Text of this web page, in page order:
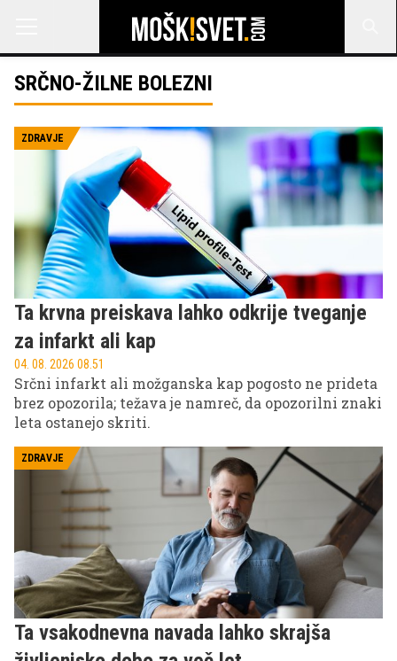
SRČNO-ŽILNE BOLEZNI
ZDRAVJE
Ta krvna preiskava lahko odkrije tveganje
za infarkt ali kap
04. 08. 2026 08.51
Srčni infarkt ali možganska kap pogosto ne prideta
brez opozorila; težava je namreč, da opozorilni znaki
leta ostanejo skriti.
ZDRAVJE
Ta vsakodnevna navada lahko skrajša